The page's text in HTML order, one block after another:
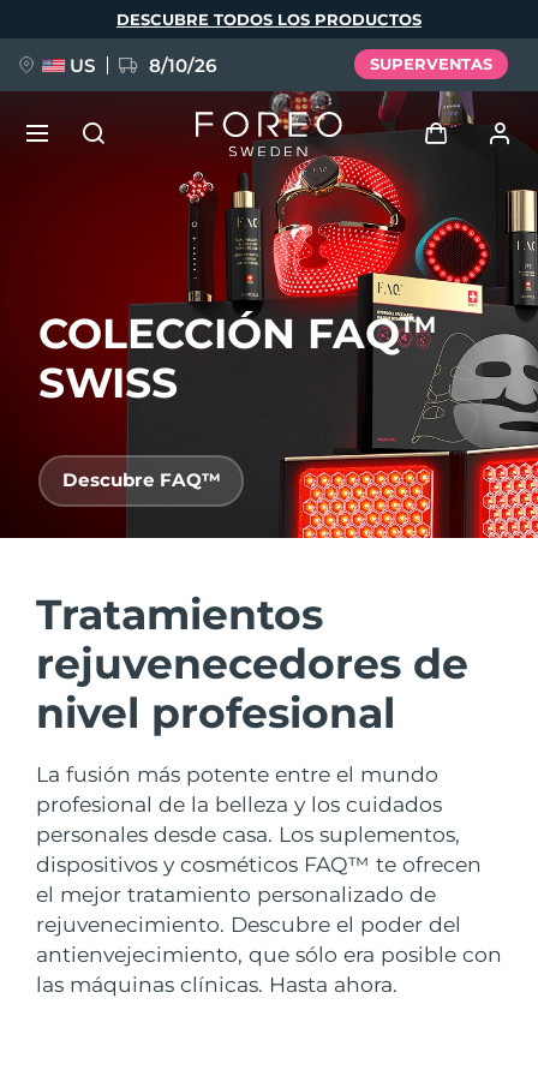
COLECCIÓN FAQTM
SWISS
Descubre FAQ™
Tratamientos
rejuvenecedores de
nivel profesional
La fusión más potente entre el mundo
profesional de la belleza y los cuidados
personales desde casa. Los suplementos,
dispositivos y cosméticos FAQ™ te ofrecen
el mejor tratamiento personalizado de
rejuvenecimiento. Descubre el poder del
antienvejecimiento, que sólo era posible con
las máquinas clínicas. Hasta ahora.
DESCUBRE TODOS LOS PRODUCTOS
US 8/10/26 SUPERVENTAS
Iniciar sesión
Perfil de usuario
Mis dispositivos
Mis pedidos
Mis direcciones
Mis suscripciones
FAQ™ Pure Beauty-Tech Elixir
BREAKING NEWS
issa™ Teeth Whitening Set
FAQ™ Dual LED Panel
POPULAR
Sorpresas especiales Superventas
Terapia de luz roja
English Deutsch
Español
Français
Português
Русский
Türkçe
简体中文 繁體中文
País de envío
Estados Unidos Entrega prevista
Reino Unido Entrega prevista8/9/26
España Entrega prevista
Australia Entrega prevista
Francia Entrega prevista8/9/26
Alemania Entrega prevista
Canadá Entrega prevista8/13/26